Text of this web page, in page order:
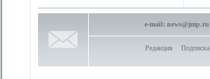
e-mail: news@jmp.ru
Редакция Подписка